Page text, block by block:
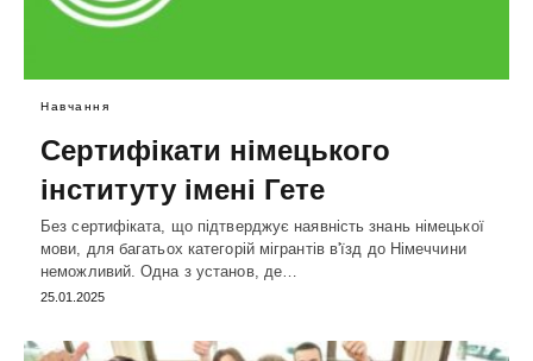
Навчання
Сертифікати німецького
інституту імені Гете
Без сертифіката, що підтверджує наявність знань німецької
мови, для багатьох категорій мігрантів в'їзд до Німеччини
неможливий. Одна з установ, де…
25.01.2025